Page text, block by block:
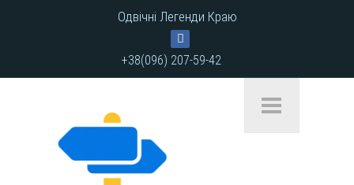
Одвічні Легенди Краю
+38(096) 207-59-42